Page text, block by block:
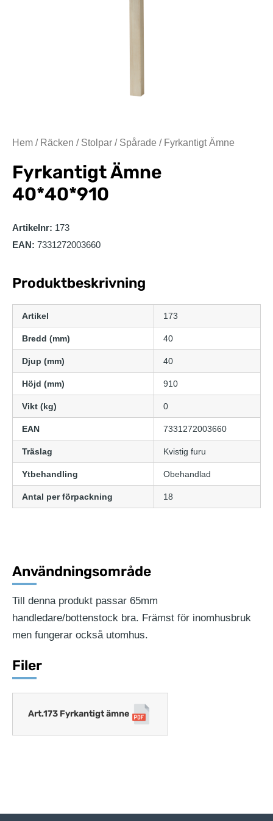
Hem / Räcken / Stolpar / Spårade / Fyrkantigt Ämne
Fyrkantigt Ämne
40*40*910
Artikelnr: 173
EAN: 7331272003660
Produktbeskrivning
Artikel 173
Bredd (mm) 40
Djup (mm) 40
Höjd (mm) 910
Vikt (kg) 0
EAN 7331272003660
Träslag Kvistig furu
Ytbehandling Obehandlad
Antal per förpackning 18
Användningsområde
Till denna produkt passar 65mm
handledare/bottenstock bra. Främst för inomhusbruk
men fungerar också utomhus.
Filer
Art.173 Fyrkantigt ämne